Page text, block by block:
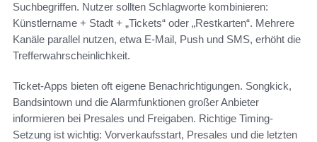
Suchbegriffen. Nutzer sollten Schlagworte kombinieren:
Künstlername + Stadt + „Tickets“ oder „Restkarten“. Mehrere
Kanäle parallel nutzen, etwa E-Mail, Push und SMS, erhöht die
Trefferwahrscheinlichkeit.
Ticket-Apps bieten oft eigene Benachrichtigungen. Songkick,
Bandsintown und die Alarmfunktionen großer Anbieter
informieren bei Presales und Freigaben. Richtige Timing-
Setzung ist wichtig: Vorverkaufsstart, Presales und die letzten